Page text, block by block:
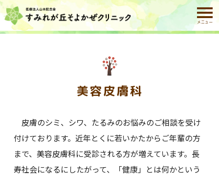
メニュー
ホーム > 美容皮膚科
美容皮膚科
皮膚のシミ、シワ、たるみのお悩みのご相談を受け
付けております。近年とくに若いかたからご年輩の方
まで、美容皮膚科に受診される方が増えています。長
寿社会になるにしたがって、「健康」とは何かという